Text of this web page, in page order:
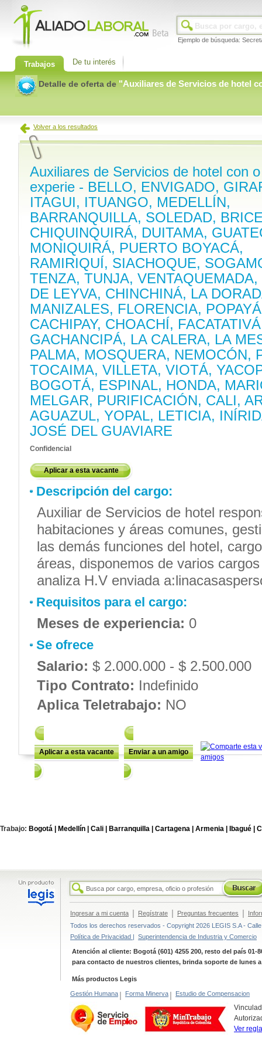
Ejemplo de búsqueda:
Trabajos De tu interés
Detalle de oferta de "Auxiliares de Servicios de hotel
Volver a los resultados
Auxiliares de Servicios de hotel con
experie - BELLO, ENVIGADO,
ITAGUI, ITUANGO, MEDELLÍN,
BARRANQUILLA, SOLEDAD,
CHIQUINQUIRÁ, DUITAMA,
MONIQUIRÁ, PUERTO BOYACÁ,
RAMIRIQUÍ, SIACHOQUE,
TENZA, TUNJA, VENTAQUEMADA,
DE LEYVA, CHINCHINÁ, LA
MANIZALES, FLORENCIA,
CACHIPAY, CHOACHÍ,
GACHANCIPÁ, LA CALERA, LA
PALMA, MOSQUERA, NEMOCÓN,
TOCAIMA, VILLETA, VIOTÁ,
BOGOTÁ, ESPINAL, HONDA,
MELGAR, PURIFICACIÓN, CALI,
AGUAZUL, YOPAL, LETICIA,
JOSÉ DEL GUAVIARE
Confidencial
Aplicar a esta vacante
Descripción del cargo:
Auxiliar de Servicios de hotel
habitaciones y áreas comunes,
las demás funciones del hotel,
áreas, disponemos de varios
analiza H.V enviada
Requisitos para el cargo:
Meses de experiencia: 0
Se ofrece
Salario: $ 2.000.000 - $ 2.500.000
Tipo Contrato: Indefinido
Aplica Teletrabajo: NO
Aplicar a esta vacante Enviar a un amigo
Trabajo: Bogotá | Medellín | Cali | Barranquilla | Cartagena | Armenia | Ibagué |
Ingresar a mi cuenta | Regístrate | Preguntas frecuentes |
Todos los derechos reservados - Copyright 2026 LEGIS S.A -
Política de Privacidad | Superintendencia de Industria y Comercio
Atención al cliente: Bogotá (601) 4255 200, resto del país 01-
para contacto de nuestros clientes, brinda soporte de lunes
Más productos Legis
Gestión Humana | Forma Minerva | Estudio de Compensacion
Ver